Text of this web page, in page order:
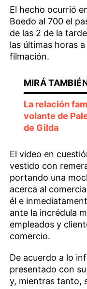
El hecho ocurrió
Boedo al 700 el
de las 2 de la
las últimas horas
filmación.
La relación
volante de
de Gilda
El video en
vestido con
portando una
acerca al
él e
ante la incrédula
empleados y
comercio.
De acuerdo a lo
presentado con
y, mientras tanto,